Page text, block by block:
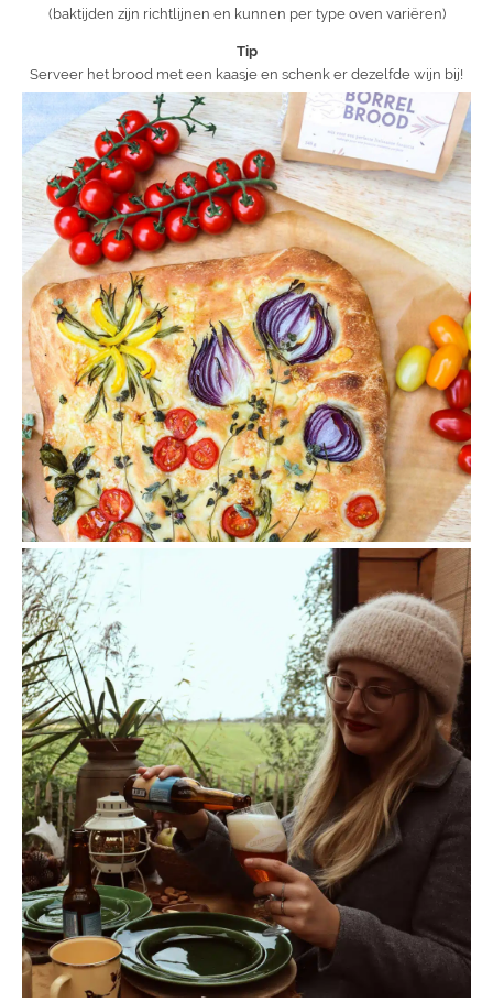
(baktijden zijn richtlijnen en kunnen per type oven variëren)
Tip
Serveer het brood met een kaasje en schenk er dezelfde wijn bij!